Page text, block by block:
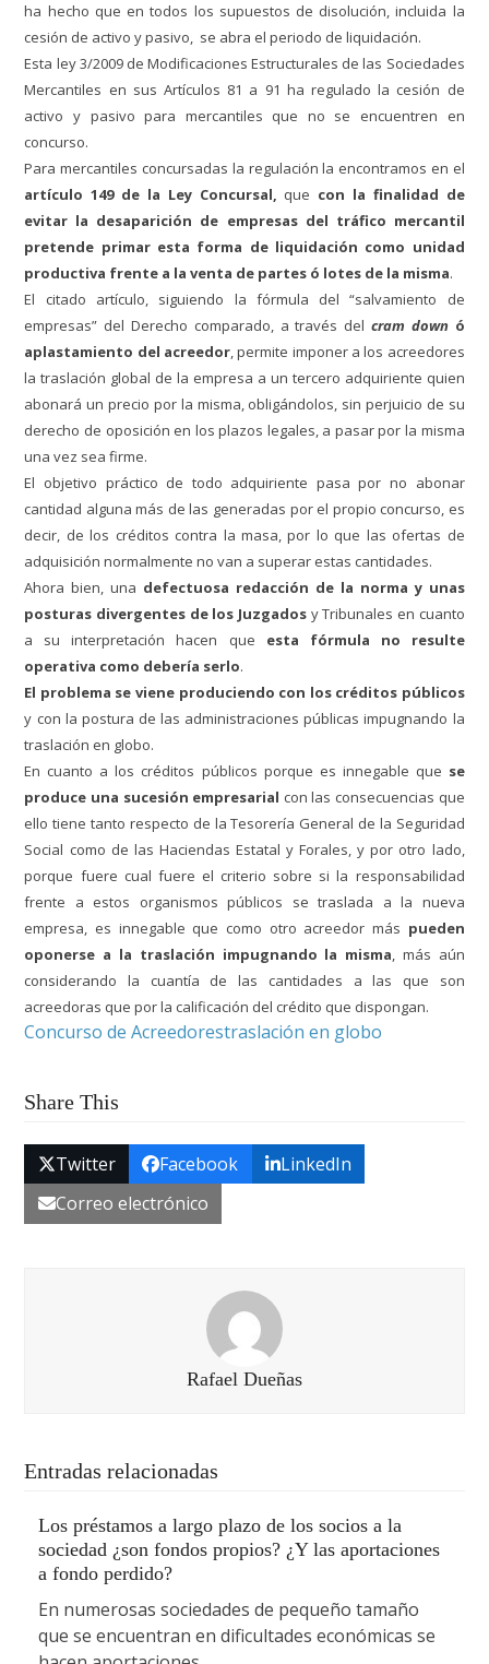
ha hecho que en todos los supuestos de disolución, incluida la
cesión de activo y pasivo, se abra el periodo de liquidación.
Esta ley 3/2009 de Modificaciones Estructurales de las Sociedades
Mercantiles en sus Artículos 81 a 91 ha regulado la cesión de
activo y pasivo para mercantiles que no se encuentren en
concurso.
Para mercantiles concursadas la regulación la encontramos en el
artículo 149 de la Ley Concursal, que con la finalidad de
evitar la desaparición de empresas del tráfico mercantil
pretende primar esta forma de liquidación como unidad
productiva frente a la venta de partes ó lotes de la misma.
El citado artículo, siguiendo la fórmula del “salvamiento de
empresas” del Derecho comparado, a través del cram down ó
aplastamiento del acreedor, permite imponer a los acreedores
la traslación global de la empresa a un tercero adquiriente quien
abonará un precio por la misma, obligándolos, sin perjuicio de su
derecho de oposición en los plazos legales, a pasar por la misma
una vez sea firme.
El objetivo práctico de todo adquiriente pasa por no abonar
cantidad alguna más de las generadas por el propio concurso, es
decir, de los créditos contra la masa, por lo que las ofertas de
adquisición normalmente no van a superar estas cantidades.
Ahora bien, una defectuosa redacción de la norma y unas
posturas divergentes de los Juzgados y Tribunales en cuanto
a su interpretación hacen que esta fórmula no resulte
operativa como debería serlo.
El problema se viene produciendo con los créditos públicos
y con la postura de las administraciones públicas impugnando la
traslación en globo.
En cuanto a los créditos públicos porque es innegable que se
produce una sucesión empresarial con las consecuencias que
ello tiene tanto respecto de la Tesorería General de la Seguridad
Social como de las Haciendas Estatal y Forales, y por otro lado,
porque fuere cual fuere el criterio sobre si la responsabilidad
frente a estos organismos públicos se traslada a la nueva
empresa, es innegable que como otro acreedor más pueden
oponerse a la traslación impugnando la misma, más aún
considerando la cuantía de las cantidades a las que son
acreedoras que por la calificación del crédito que dispongan.
Concurso de Acreedorestraslación en globo
Share This
Twitter Facebook
LinkedIn
Correo electrónico
Rafael Dueñas
Entradas relacionadas
Los préstamos a largo plazo de los socios a la
sociedad ¿son fondos propios? ¿Y las aportaciones
a fondo perdido?
En numerosas sociedades de pequeño tamaño
que se encuentran en dificultades económicas se